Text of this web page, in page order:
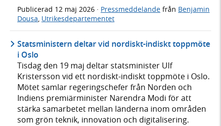
Publicerad 12 maj 2026 · Pressmeddelande från Benjamin
Dousa Utrikesdepartementet
Statsministern deltar vid nordiskt-indiskt toppmöte
i Oslo
Tisdag den 19 maj deltar statsminister Ulf
Kristersson vid ett nordiskt-indiskt toppmöte i Oslo.
Mötet samlar regeringschefer från Norden och
Indiens premiärminister Narendra Modi för att
stärka samarbetet mellan länderna inom områden
som grön teknik, innovation och digitalisering.